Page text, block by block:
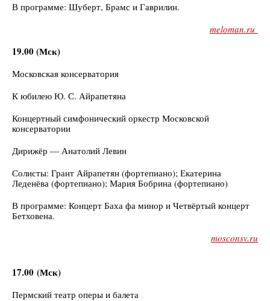
В программе: Шуберт, Брамс и Гаврилин.
meloman.ru
19.00 (Мск)
Московская консерватория
К юбилею Ю. С. Айрапетяна
Концертный симфонический оркестр Московской
консерватории
Дирижёр — Анатолий Левин
Солисты: Грант Айрапетян (фортепиано); Екатерина
Леденёва (фортепиано); Мария Бобрина (фортепиано)
В программе: Концерт Баха фа минор и Четвёртый концерт
Бетховена.
mosconsv.ru
17.00 (Мск)
Пермский театр оперы и балета